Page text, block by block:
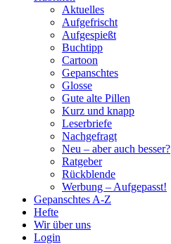
Aktuelles
Aufgefrischt
Aufgespießt
Buchtipp
Cartoon
Gepanschtes
Glosse
Gute alte Pillen
Kurz und knapp
Leserbriefe
Nachgefragt
Neu – aber auch besser?
Ratgeber
Rückblende
Werbung – Aufgepasst!
Gepanschtes A-Z
Hefte
Wir über uns
Login